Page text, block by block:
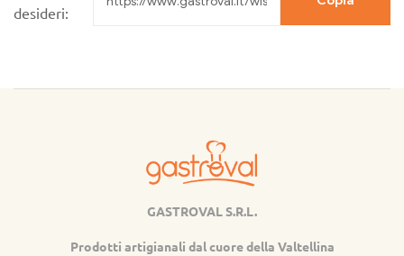
desideri:
GASTROVAL S.R.L.
Prodotti artigianali dal cuore della Valtellina